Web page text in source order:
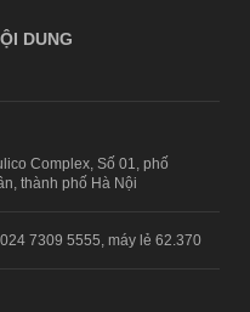
DUNG
Complex, Số 01, phố
thành phố Hà Nội
024 7309 5555, máy lẻ 62.370